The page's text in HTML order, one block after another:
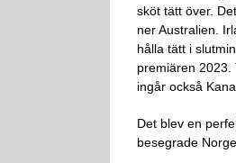
sköt tätt över.
ner Australien.
hålla tätt i
premiären 2023.
ingår också
Det blev en
besegrade